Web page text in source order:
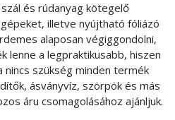
és rúdanyag kötegelő
illetve nyújtható fóliázó
alaposan végiggondolni,
lenne a legpraktikusabb, hiszen
nincs szükség minden termék
ásványvíz, szörpök és más
áru csomagolásához ajánljuk.